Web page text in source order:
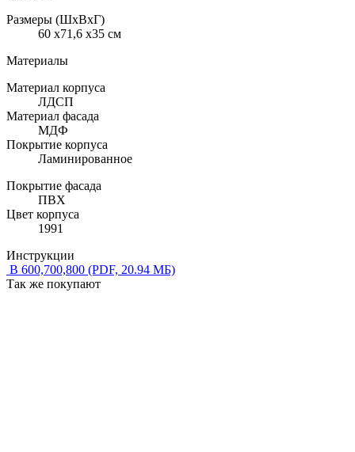
Размеры (ШхВхГ)
60 x71,6 x35 см
Материалы
Материал корпуса
ЛДСП
Материал фасада
МДФ
Покрытие корпуса
Ламинированное
Покрытие фасада
ПВХ
Цвет корпуса
1991
Инструкции
В 600,700,800 (PDF, 20.94 МБ)
Так же покупают